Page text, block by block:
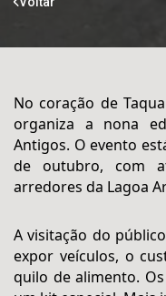
No coração de
organiza a nona
Antigos. O evento
de outubro, com
arredores da Lagoa
A visitação do
expor veículos, o
quilo de alimento.